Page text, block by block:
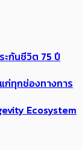
ะกันชีวิต 75 ปี
ทุกช่องทางการ
Ecosystem